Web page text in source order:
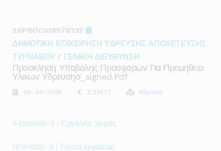
26PROC018978332
ΔΗΜΟΤΙΚΗ ΕΠΙΧΕΙΡΗΣΗ ΥΔΡΕΥΣΗΣ ΑΠΟΧΕΤΕΥΣΗΣ
ΤΥΡΝΑΒΟΥ / ΓΕΝΙΚΗ ΔΙΕΥΘΥΝΣΗ
Προσκληση Υποβολης Προσφορων Για Προμηθεια
Υλικων Υδρευσησ_signed.pdf
08-05-2026 2.218,17 Λάρισα
44511000-5 | Εργαλεία χειρός
18141000-9 | Γάντια εργασίας